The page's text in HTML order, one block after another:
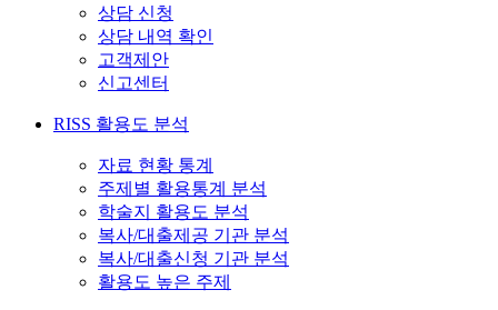
상담 신청
상담 내역 확인
고객제안
신고센터
RISS 활용도 분석
자료 현황 통계
주제별 활용통계 분석
학술지 활용도 분석
복사/대출제공 기관 분석
복사/대출신청 기관 분석
활용도 높은 주제